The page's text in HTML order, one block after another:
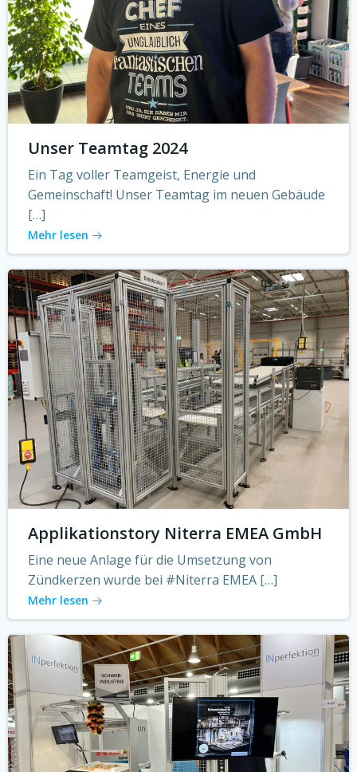
Unser Teamtag 2024
Ein Tag voller Teamgeist, Energie und
Gemeinschaft! Unser Teamtag im neuen Gebäude
[…]
Mehr lesen
Applikationstory Niterra EMEA GmbH
Eine neue Anlage für die Umsetzung von
Zündkerzen wurde bei #Niterra EMEA […]
Mehr lesen